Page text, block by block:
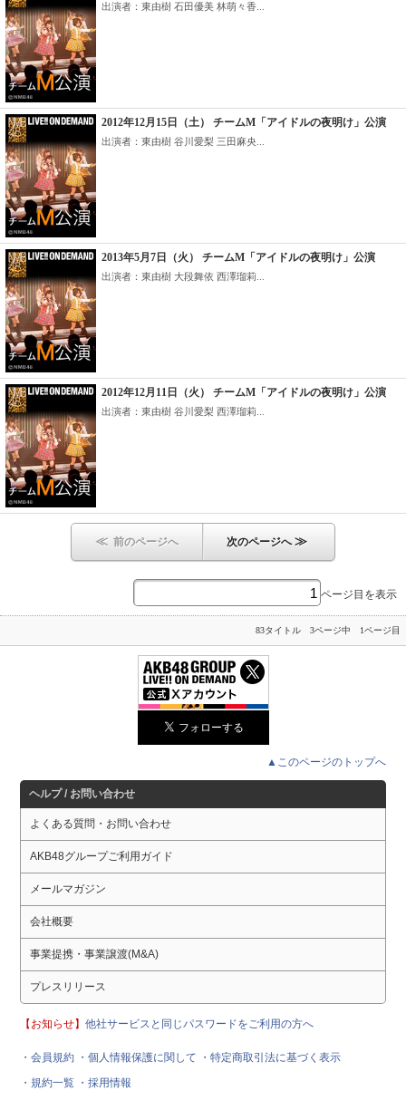
出演者：東由樹 石田優美 林萌々香...
2012年12月15日（土） チームM「アイドルの夜明け」公演
出演者：東由樹 谷川愛梨 三田麻央...
2013年5月7日（火） チームM「アイドルの夜明け」公演
出演者：東由樹 大段舞依 西澤瑠莉...
2012年12月11日（火） チームM「アイドルの夜明け」公演
出演者：東由樹 谷川愛梨 西澤瑠莉...
≪ 前のページへ 次のページへ≫
ページ目を表示
83タイトル 3ページ中 1ページ目
▲このページのトップへ
ヘルプ / お問い合わせ
よくある質問・お問い合わせ
AKB48グループご利用ガイド
メールマガジン
会社概要
事業提携・事業譲渡(M&A)
プレスリリース
【お知らせ】他社サービスと同じパスワードをご利用の方へ
・会員規約 ・個人情報保護に関して
・特定商取引法に基づく表示
・規約一覧 ・採用情報